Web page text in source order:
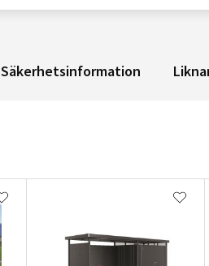
Säkerhetsinformation